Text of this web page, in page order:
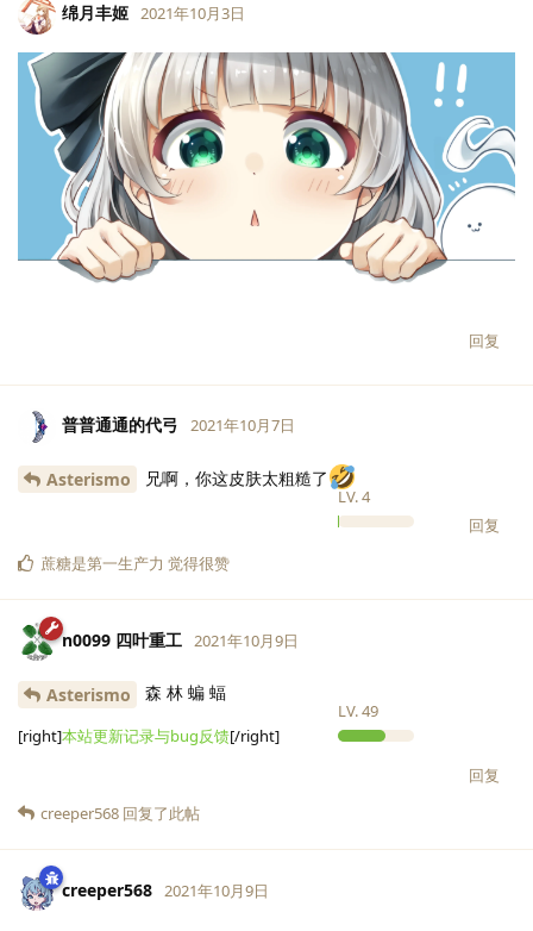
绵月丰姬
LV. 1
2021年10月3日
回复
普普通通的代弓
LV.4
2021年10月7日
Asterismo 兄啊，你这皮肤太粗糙了
回复
蔗糖是第一生产力 觉得很赞
n0099 四叶重工
LV.49
2021年10月9日
Asterismo 森 林 蝙 蝠
[right]本站更新记录与bug反馈[/right]
回复
creeper568 回复了此帖
creeper568 2021年10月9日